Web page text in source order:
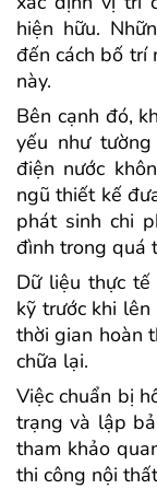
hiện hữu.
đến cách bố trí
này.
Bên cạnh đó,
yếu như
điện nước
ngũ thiết kế
phát sinh chi
đình trong quá
Dữ liệu thực
kỹ trước khi
thời gian hoàn
chữa lại.
Việc chuẩn bị
trạng và lập
tham khảo
thi công nội